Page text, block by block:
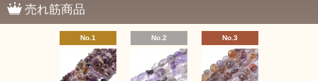
売れ筋商品
No.1 No.2 No.3